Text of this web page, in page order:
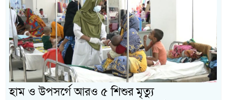
হাম ও উপসর্গে আরও ৫ শিশুর মৃত্যু